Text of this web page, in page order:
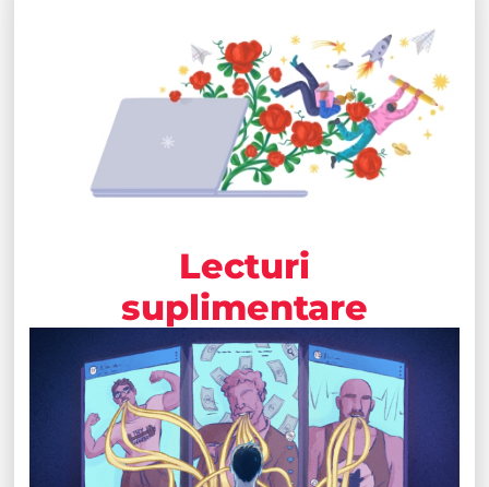
Lecturi
suplimentare